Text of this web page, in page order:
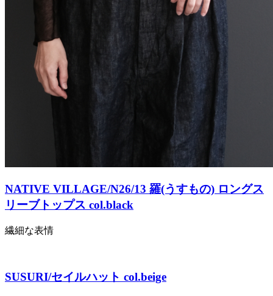
NATIVE VILLAGE/N26/13 羅(うすもの) ロングス
リーブトップス col.black
繊細な表情
SUSURI/セイルハット col.beige